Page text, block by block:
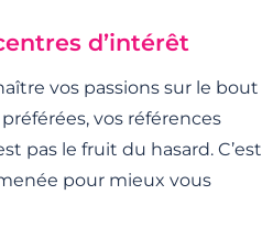
d’intérêt
vos passions sur le bout
vos références
pas le fruit du hasard. C’est
pour mieux vous